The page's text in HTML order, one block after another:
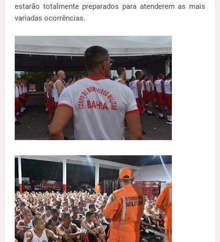
estarão totalmente preparados para atenderem as mais
variadas ocorrências.